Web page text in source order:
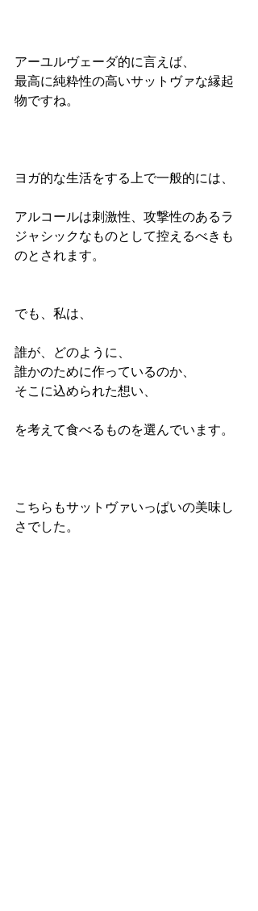
アーユルヴェーダ的に言えば、
最高に純粋性の高いサットヴァな縁起
物ですね。
ヨガ的な生活をする上で一般的には、
アルコールは刺激性、攻撃性のあるラ
ジャシックなものとして控えるべきも
のとされます。
でも、私は、
誰が、どのように、
誰かのために作っているのか、
そこに込められた想い、
を考えて食べるものを選んでいます。
こちらもサットヴァいっぱいの美味し
さでした。